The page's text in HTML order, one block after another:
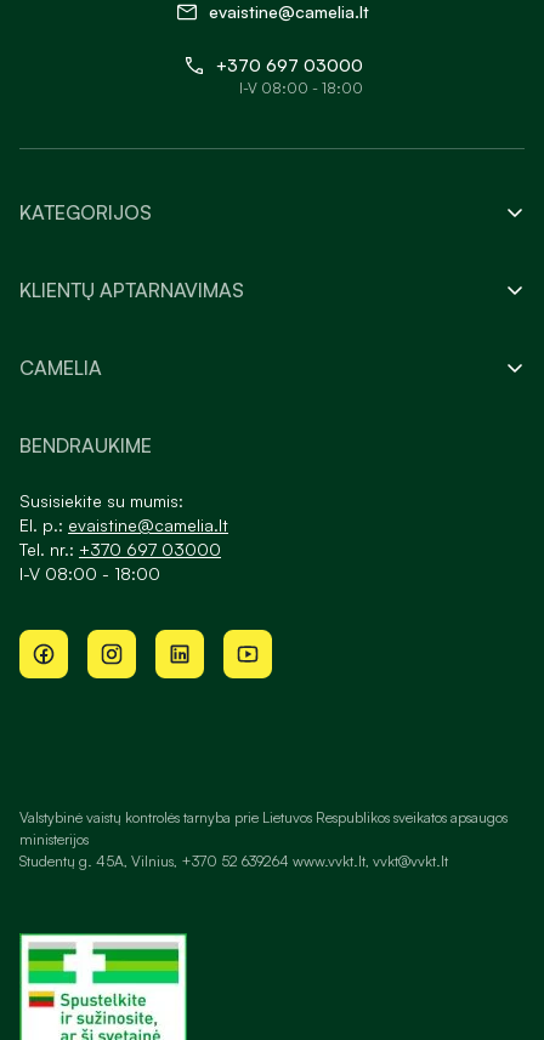
evaistine@camelia.lt
+370 697 03000
I-V 08:00 - 18:00
KATEGORIJOS
KLIENTŲ APTARNAVIMAS
CAMELIA
BENDRAUKIME
Susisiekite su mumis:
El. p.: evaistine@camelia.lt
Tel. nr.: +370 697 03000
I-V 08:00 - 18:00
Valstybinė vaistų kontrolės tarnyba prie Lietuvos Respublikos sveikatos apsaugos
ministerijos
Studentų g. 45A, Vilnius, +370 52 639264 www.vvkt.lt, vvkt@vvkt.lt